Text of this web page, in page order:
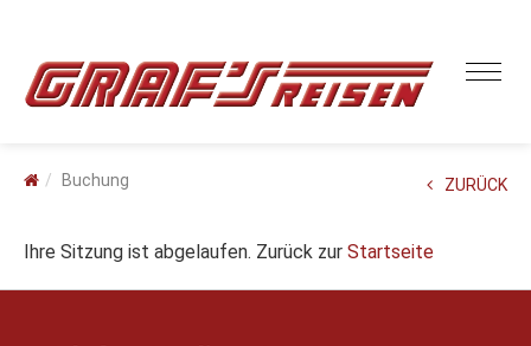
Buchung ZURÜCK
Ihre Sitzung ist abgelaufen. Zurück zur Startseite